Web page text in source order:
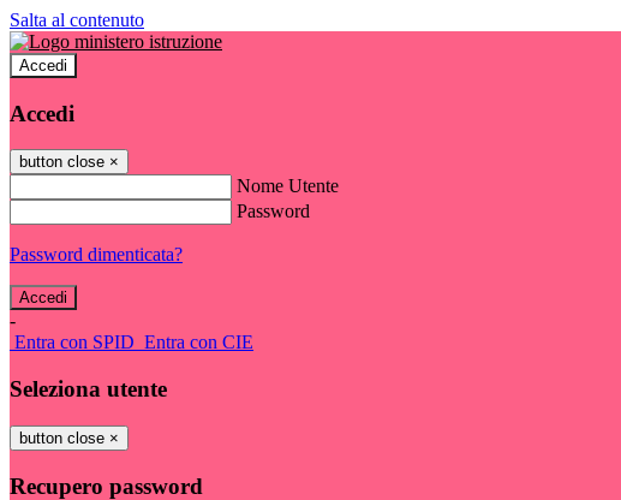
Salta al contenuto
Accedi
Accedi
button close ×
Nome Utente
Password
Password dimenticata?
-
Entra con SPID Entra con CIE
Seleziona utente
button close ×
Recupero password